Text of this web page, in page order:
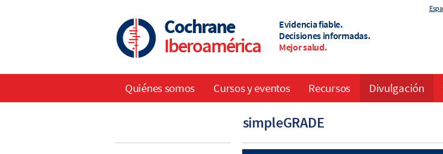
Cochrane
Iberoamérica
Evidencia fiable.
Decisiones informadas.
Mejor salud.
simpleGRADE
Main
navigation
Quiénes somos Cursos y eventos Recursos Divulgación